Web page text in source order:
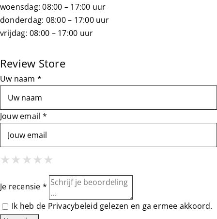
woensdag: 08:00 – 17:00 uur
donderdag: 08:00 – 17:00 uur
vrijdag: 08:00 – 17:00 uur
Review Store
Uw naam *
Jouw email *
★1 Star
★★ 2 Stars
★★ ★3 Stars
★★ ★★4 Stars
★★ ★★★
Je recensie *
Ik heb de Privacybeleid gelezen en ga ermee akkoord.